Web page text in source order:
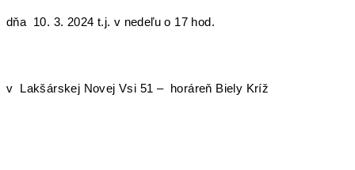
dňa 10. 3. 2024 t.j. v nedeľu o 17 hod.
v Lakšárskej Novej Vsi 51 – horáreň Biely Kríž